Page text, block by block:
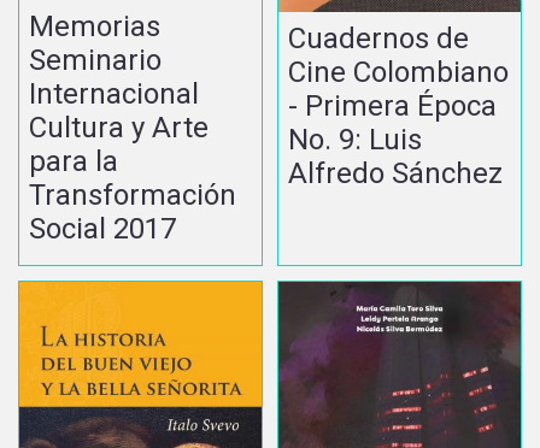
Memorias
Seminario
Internacional
Cultura y Arte
para la
Transformación
Social 2017
Cuadernos de
Cine Colombiano
- Primera Época
No. 9: Luis
Alfredo Sánchez